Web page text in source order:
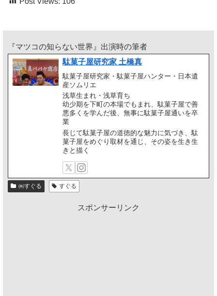
『マツコの知らない世界』出演時の筆者
駄菓子屋研究家 土橋真
駄菓子屋研究家・駄菓子屋ハンター・日本遺
産ソムリエ
浅草生まれ・浅草育ち
幼少期を下町の本場でもまれ、駄菓子屋で善
悪多くを学んだ後、無事に駄菓子屋通いを卒
業
長じて駄菓子屋の道徳的な魅力に気づき、駄
菓子屋をめぐり取材を通じ、その姿を生き生
きと描く
㈱すぐる すぐる
スポンサーリンク